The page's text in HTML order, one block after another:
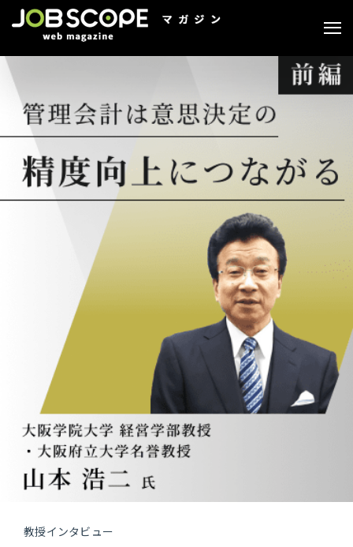
教授インタビュー